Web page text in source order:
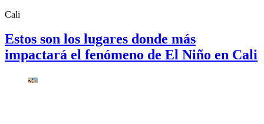
Cali
Estos son los lugares donde más
impactará el fenómeno de El Niño en Cali